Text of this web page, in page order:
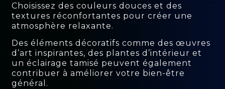
Choisissez des couleurs douces et des
textures réconfortantes pour créer une
atmosphère relaxante.
Des éléments décoratifs comme des œuvres
d’art inspirantes, des plantes d’intérieur et
un éclairage tamisé peuvent également
contribuer à améliorer votre bien-être
général.